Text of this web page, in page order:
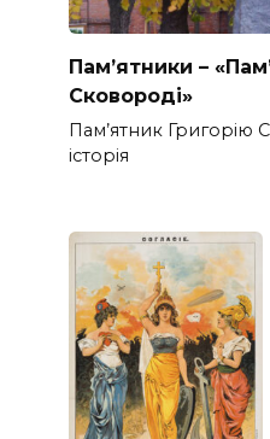
Пам’ятники –
Сковороді»
Пам’ятник Григорію
історія